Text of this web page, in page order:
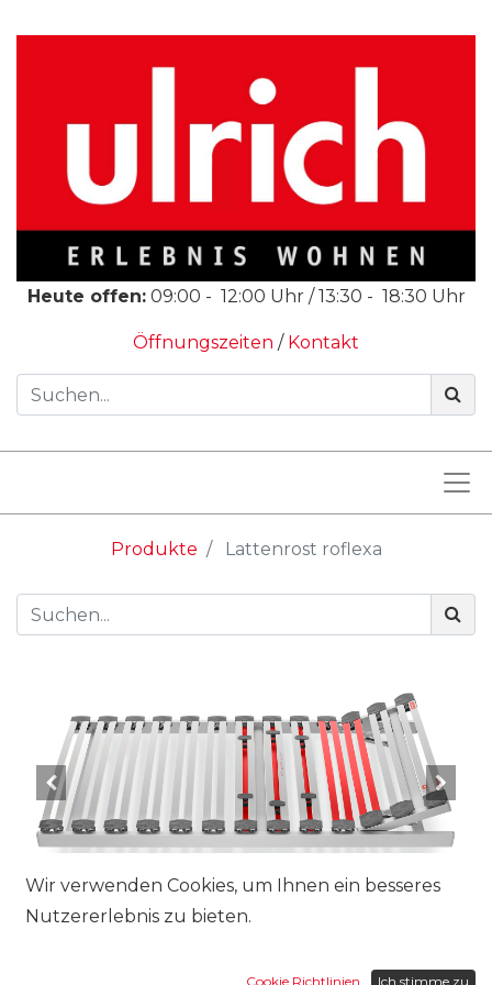
Heute offen: 09:00 - 12:00 Uhr /13:30 - 18:30 Uhr
Öffnungszeiten / Kontakt
Produkte Lattenrost roflexa
Wir verwenden Cookies, um Ihnen ein besseres
Nutzererlebnis zu bieten.
Cookie Richtlinien Ich stimme zu